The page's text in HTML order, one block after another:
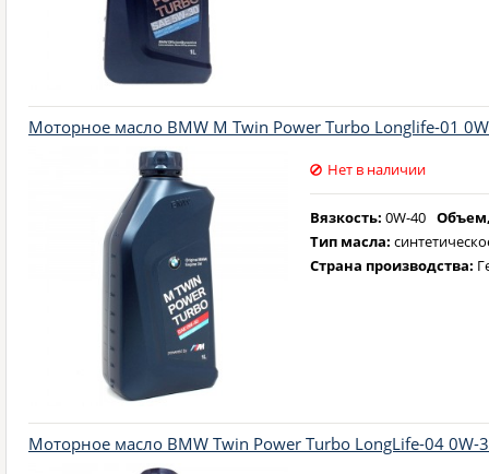
Моторное масло BMW M Twin Power Turbo Longlife-01
Нет в наличии
Вязкость: 0W-40
Тип масла:
Страна производства:
Моторное масло BMW Twin Power Turbo LongLife-04 0W-